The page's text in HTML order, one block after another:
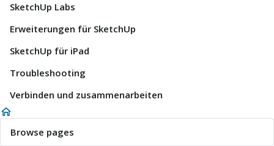
SketchUp Labs
Erweiterungen für SketchUp
SketchUp für iPad
Troubleshooting
Verbinden und zusammenarbeiten
Browse pages